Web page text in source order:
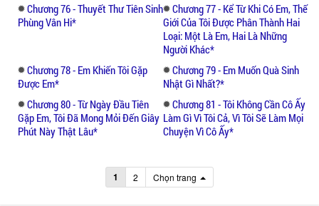
Chương 76 - Thuyết Thư Tiên Sinh
Phùng Vân Hi*
Chương 77 - Kể Từ Khi Có Em, Thế
Giới Của Tôi Được Phân Thành Hai
Loại: Một Là Em, Hai Là Những
Người Khác*
Chương 78 - Em Khiến Tôi Gặp
Được Em*
Chương 79 - Em Muốn Quà Sinh
Nhật Gì Nhất?*
Chương 80 - Từ Ngày Đầu Tiên
Gặp Em, Tôi Đã Mong Mỏi Đến Giây
Phút Này Thật Lâu*
Chương 81 - Tôi Không Cần Cô Ấy
Làm Gì Vì Tôi Cả, Vì Tôi Sẽ Làm Mọi
Chuyện Vì Cô Ấy*
1 2 Chọn trang